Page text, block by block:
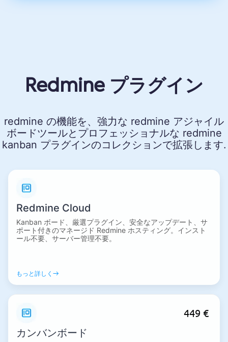
Redmine プラグイン
redmine の機能を、強力な redmine アジャイル
ボードツールとプロフェッショナルな redmine
kanban プラグインのコレクションで拡張します.
Redmine Cloud
Kanban ボード、厳選プラグイン、安全なアップデート、サ
ポート付きのマネージド Redmine ホスティング。インスト
ール不要、サーバー管理不要。
もっと詳しく
449 €
カンバンボード